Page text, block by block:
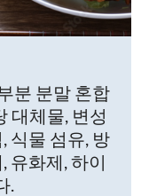
분 분말 혼합
대체물, 변성
식물 섬유, 방
유화제, 하이
.